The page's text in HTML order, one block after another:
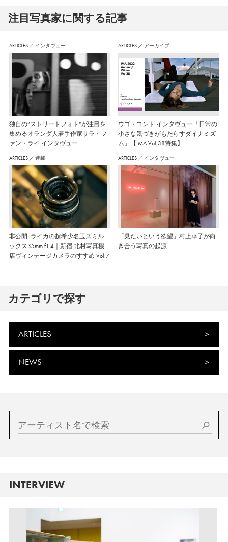
注⽬写真家に関する記事
ARTICLES ／ インタヴュー
独自の“ストリートフォト”が注目を
集めるオランダ人若手作家サラ・フ
ァン・ライ インタヴュー
ARTICLES ／ アーカイブ
ウゴ・コント インタヴュー「日常の
小さな気づきがもたらすダイナミズ
ム」【IMA Vol.38特集】
ARTICLES ／ 連載
非公開: ライカの超希少名玉ズミル
ックス35mm f1.4｜新宿 北村写真機
店ヴィンテージカメラのすすめ Vol.7
ARTICLES ／ インタヴュー
「見たいという欲望」村上華子が向
き合う写真の起源
カテゴリで探す
ARTICLES
NEWS
INTERVIEW